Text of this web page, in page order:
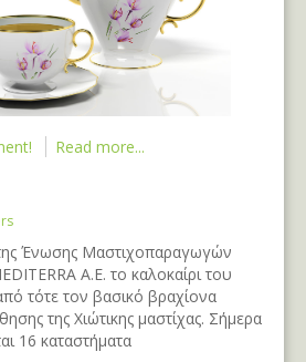
Read more...
Ένωσης Μαστιχοπαραγωγών
Α.Ε. το καλοκαίρι του
τότε τον βασικό βραχίονα
της Χιώτικης μαστίχας. Σήμερα
16 καταστήματα